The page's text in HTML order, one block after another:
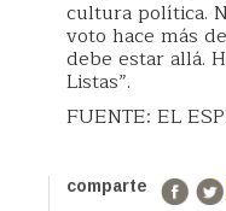
cultura política.
voto hace más
debe estar allá.
Listas”.
FUENTE: EL
comparte